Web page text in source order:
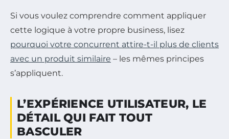
Si vous voulez comprendre comment appliquer
cette logique à votre propre business, lisez
pourquoi votre concurrent attire-t-il plus de clients
avec un produit similaire – les mêmes principes
s’appliquent.
L’EXPÉRIENCE UTILISATEUR, LE
DÉTAIL QUI FAIT TOUT
BASCULER